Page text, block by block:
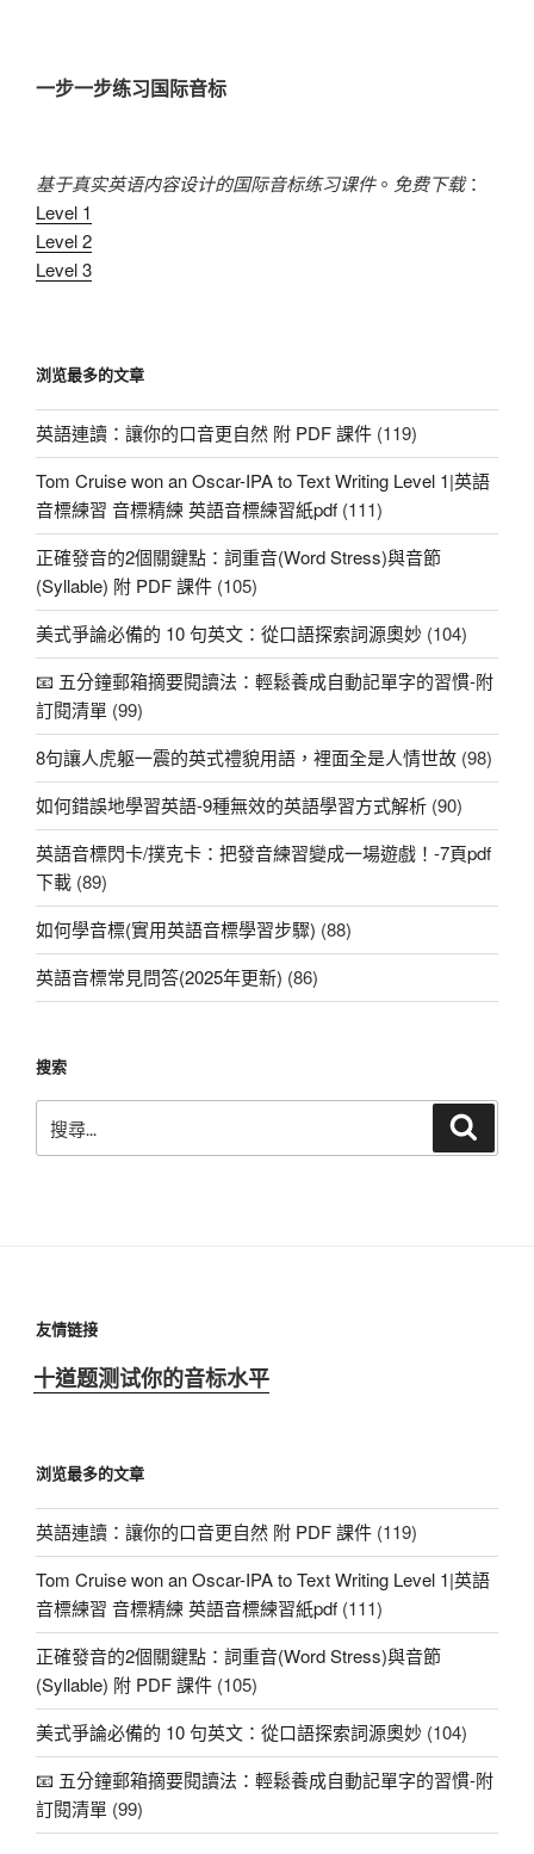
一步一步练习国际音标
基于真实英语内容设计的国际音标练习课件。 免费下载：
Level 1
Level 2
Level 3
浏览最多的文章
英語連讀：讓你的口音更自然 附 PDF 課件 (119)
Tom Cruise won an Oscar-IPA to Text Writing Level 1|英語
音標練習 音標精練 英語音標練習紙pdf (111)
正確發音的2個關鍵點：詞重音(Word Stress)與音節
(Syllable) 附 PDF 課件 (105)
美式爭論必備的 10 句英文：從口語探索詞源奧妙 (104)
📧 五分鐘郵箱摘要閱讀法：輕鬆養成自動記單字的習慣-附
訂閱清單 (99)
8句讓人虎躯一震的英式禮貌用語，裡面全是人情世故 (98)
如何錯誤地學習英語-9種無效的英語學習方式解析 (90)
英語音標閃卡/撲克卡：把發音練習變成一場遊戲！-7頁pdf
下載 (89)
如何學音標(實用英語音標學習步驟) (88)
英語音標常見問答(2025年更新) (86)
搜索
尋
友情链接
十道题测试你的音标水平
浏览最多的文章
英語連讀：讓你的口音更自然 附 PDF 課件 (119)
Tom Cruise won an Oscar-IPA to Text Writing Level 1|英語
音標練習 音標精練 英語音標練習紙pdf (111)
正確發音的2個關鍵點：詞重音(Word Stress)與音節
(Syllable) 附 PDF 課件 (105)
美式爭論必備的 10 句英文：從口語探索詞源奧妙 (104)
📧 五分鐘郵箱摘要閱讀法：輕鬆養成自動記單字的習慣-附
訂閱清單 (99)